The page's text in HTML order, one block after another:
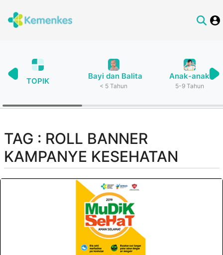
TOPIK
Bayi dan Balita
< 5 Tahun
Anak-anak
5-9 Tahun
TAG : ROLL BANNER
KAMPANYE KESEHATAN